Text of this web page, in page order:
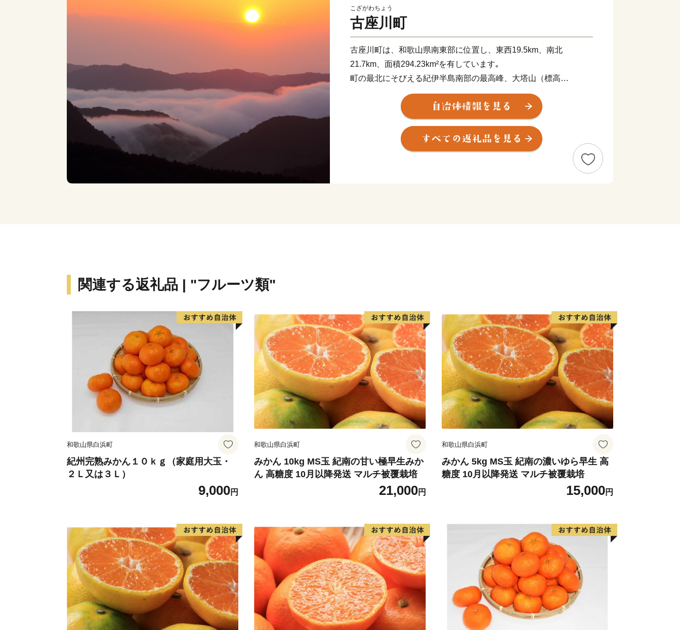
こざがわちょう
古座川町
古座川町は、和歌山県南東部に位置し、東西19.5km、南北
21.7km、面積294.23km²を有しています｡
町の最北にそびえる紀伊半島南部の最高峰、大塔山（標高
1,121m）に源を発する古座川が町の中央を流れ、役場が所在する
高池地区は古座川河口域に位置し、大半の集落は川添いの狭小な耕
地に散在し、町を形成しています｡町面積の約96％が森林で、気候
は一般に温暖多雨で樹木の育成に適しており、良質な古座川材の産
地として古くから知られています｡
また、古座川流域は、豊かな観光資源にも恵まれており、清流古座
関連する返礼品 | "フルーツ類"
和歌山県白浜町
紀州完熟みかん１０ｋｇ（家庭用大玉・
２Ｌ又は３Ｌ）
9,000円
和歌山県白浜町
みかん 10kg MS玉 紀南の甘い極早生みか
ん 高糖度 10月以降発送 マルチ被覆栽培
21,000円
和歌山県白浜町
みかん 5kg MS玉 紀南の濃いゆら早生 高
糖度 10月以降発送 マルチ被覆栽培
15,000円